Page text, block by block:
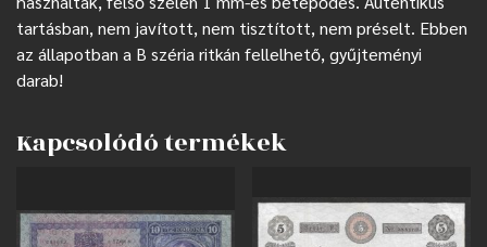
tartásban, nem javított, nem tisztított, nem préselt. Ebben
az állapotban a B széria ritkán fellelhető, gyűjteményi
darab!
Kapcsolódó termékek